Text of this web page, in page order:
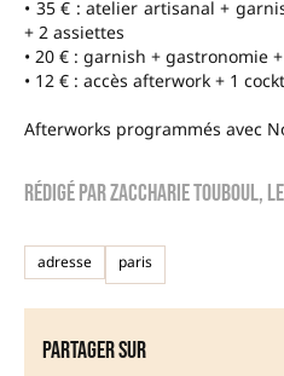
• 35 € : atelier artisanal +
+ 2 assiettes
• 20 € : garnish + gastronomie
• 12 € : accès afterwork + 1
Afterworks programmés avec
Rédigé parZaccharie TOUBOUL, le
adresse paris
Partager sur